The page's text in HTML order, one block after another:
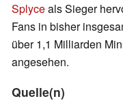
Splyceals Sieger
Fans in bisher
über 1,1 Milliarden
angesehen.
Quelle(n)